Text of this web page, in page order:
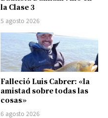
la Clase 3
5 agosto 2026
Falleció Luis Cabrer: «la
amistad sobre todas las
cosas»
6 agosto 2026